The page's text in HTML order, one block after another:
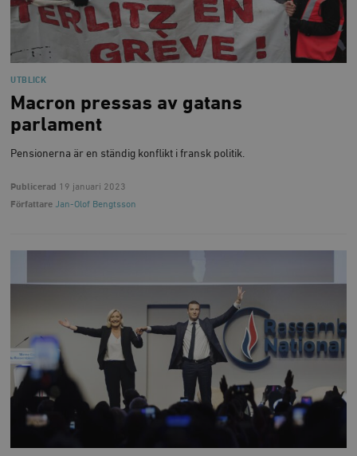
UTBLICK
Macron pressas av gatans
parlament
Pensionerna är en ständig konflikt i fransk politik.
Publicerad 19 januari 2023
Författare Jan-Olof Bengtsson